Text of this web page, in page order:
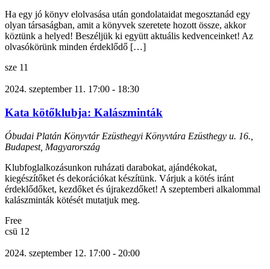
Ha egy jó könyv elolvasása után gondolataidat megosztanád egy
olyan társaságban, amit a könyvek szeretete hozott össze, akkor
köztünk a helyed! Beszéljük ki együtt aktuális kedvenceinket! Az
olvasókörünk minden érdeklődő […]
sze 11
2024. szeptember 11. 17:00 - 18:30
Kata kötőklubja: Kalászminták
Óbudai Platán Könyvtár Ezüsthegyi Könyvtára Ezüsthegy u. 16.,
Budapest, Magyarország
Klubfoglalkozásunkon ruházati darabokat, ajándékokat,
kiegészítőket és dekorációkat készítünk. Várjuk a kötés iránt
érdeklődőket, kezdőket és újrakezdőket! A szeptemberi alkalommal
kalászminták kötését mutatjuk meg.
Free
csü 12
2024. szeptember 12. 17:00 - 20:00